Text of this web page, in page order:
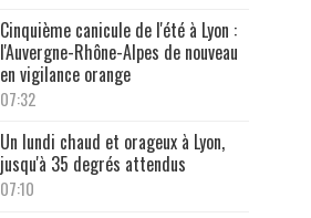
Cinquième canicule de l'été à Lyon :
l'Auvergne-Rhône-Alpes de nouveau
en vigilance orange
07:32
Un lundi chaud et orageux à Lyon,
jusqu'à 35 degrés attendus
07:10